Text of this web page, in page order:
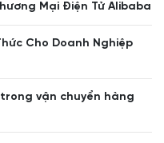
Mại Điện Tử Alibaba
Cho Doanh Nghiệp
trong vận chuyển hàng